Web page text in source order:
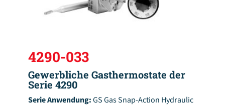
4290-033
Gewerbliche Gasthermostate der
Serie 4290
Serie Anwendung:GS Gas Snap-Action Hydraulic